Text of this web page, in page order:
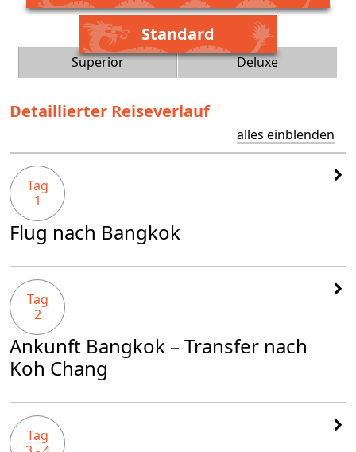
Standard
Superior Deluxe
Detaillierter Reiseverlauf
alles einblenden
Tag
1
Flug nach Bangkok
Tag
2
Ankunft Bangkok – Transfer nach
Koh Chang
Tag